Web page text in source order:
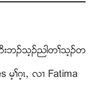
းဘဥသ့ဥညါတႈသ့ဥတ
ႈဂ့ၚယ လ႕ Fatima